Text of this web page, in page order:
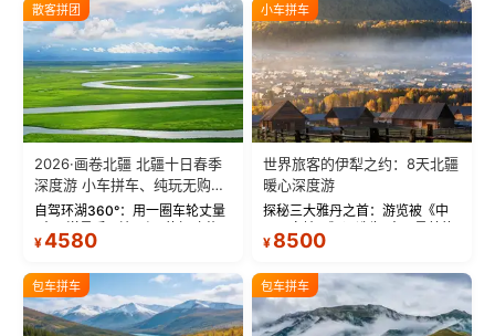
散客拼团
2026·画卷北疆 北疆十日春季
深度游 小车拼车、纯玩无购
物！
自驾环湖360°：用一圈车轮丈量
“大西洋最后一滴眼泪”的极致蔚
蓝。 赛湖旅拍：甄选多款风格服
绝美瞬间。 赛湖坦克300跟车视
频：专业摄影师...
¥4580
小车拼车
世界旅客的伊犁之约：8天北疆
暖心深度游
探秘三大雅丹之首：游览被《中
国国家地理》评选为“中国最美的
三大雅丹”第一名的克拉玛依魔鬼
瓦人最大村落——禾木村，欣赏
晨雾与小木...
¥ 8500
包车拼车 包车拼车